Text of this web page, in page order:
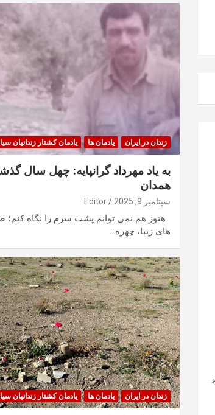
زندان در ایران یادمان ها یادمان کشتار
به یاد مهرداد گرانپایه: چهل سال
همدان
سپتامبر 9, 2025 Editor
هنوز هم نمی توانم پشت سرم را نگاه کنم؛
های زیبا، چهره…
زندان در ایران یادمان ها یادمان کشتار